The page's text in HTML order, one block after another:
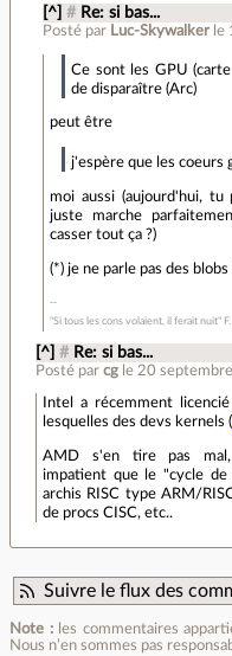
[^] # Re: si bas...
Posté par Luc-Skywalker le
Ce sont les GPU
de disparaître (Arc)
peut être
j'espère que les coeurs
moi aussi (aujourd'hui,
juste marche
casser tout ça ?)
(*) je ne parle pas des
"Si tous les cons volaient, il ferait nuit" F.
[^] # Re: si bas...
Posté par cg le 20
Intel a récemment
lesquelles des devs kernels (
AMD s'en tire pas
impatient que le "cycle
archis RISC type ARM/
de procs CISC, etc..
Suivre le flux des
Note :les commentaires
Nous n’en sommes pas